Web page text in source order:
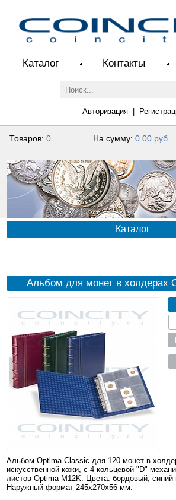
Каталог Контакты
Авторизация|
Товаров:0 На сумму: 0.00 руб.
Каталог
Альбом для монет в холдерах
Альбом Optima Classic для 120 монет в
искусственной кожи, с 4-кольцевой "D"
листов Optima M12K. Цвета: бордовый, синий
Наружный формат 245x270x56 мм.
-